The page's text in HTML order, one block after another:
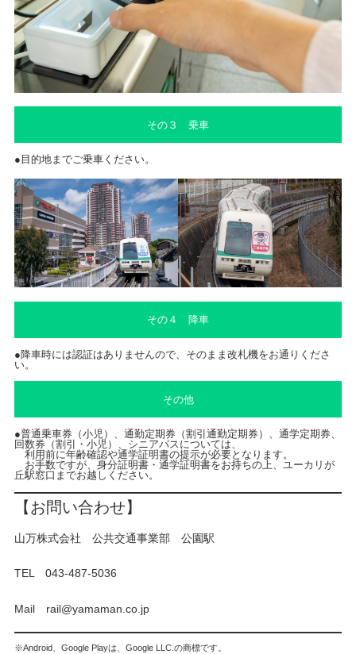
その３ 乗車
●目的地までご乗車ください。
その４ 降車
●降車時には認証はありませんので、そのまま改札機をお通りくださ
い。
その他
●普通乗車券（小児）、通勤定期券（割引通勤定期券）、通学定期券、
回数券（割引・小児）、シニアパスについては、
利用前に年齢確認や通学証明書の提示が必要となります。
お手数ですが、身分証明書・通学証明書をお持ちの上、ユーカリが
丘駅窓口までお越しください。
【お問い合わせ】
山万株式会社 公共交通事業部 公園駅
TEL 043-487-5036
Mail rail@yamaman.co.jp
※Android、Google Playは、Google LLC.の商標です。